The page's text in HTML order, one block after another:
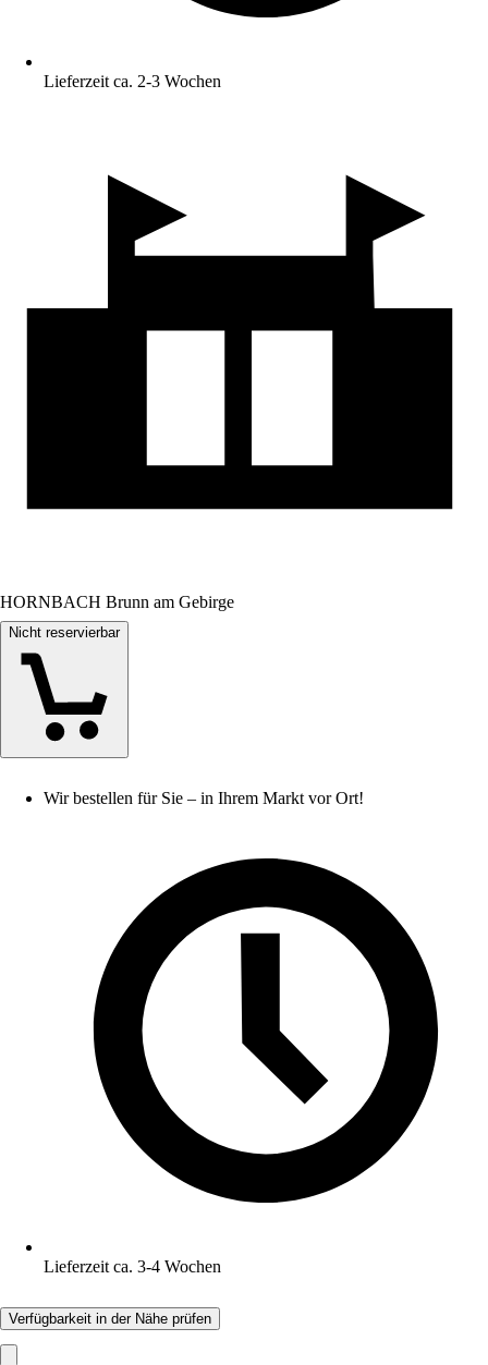
Lieferzeit ca. 2-3 Wochen
HORNBACH Brunn am Gebirge
Nicht reservierbar
Wir bestellen für Sie – in Ihrem Markt vor Ort!
Lieferzeit ca. 3-4 Wochen
Verfügbarkeit in der Nähe prüfen